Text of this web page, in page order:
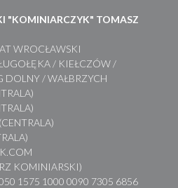
"KOMINIARCZYK" TOMASZ
WROCŁAWSKI
/ KIEŁCZÓW /
DOLNY / WAŁBRZYCH
KOMINIARSKI)
1575 1000 0090 7305 6856